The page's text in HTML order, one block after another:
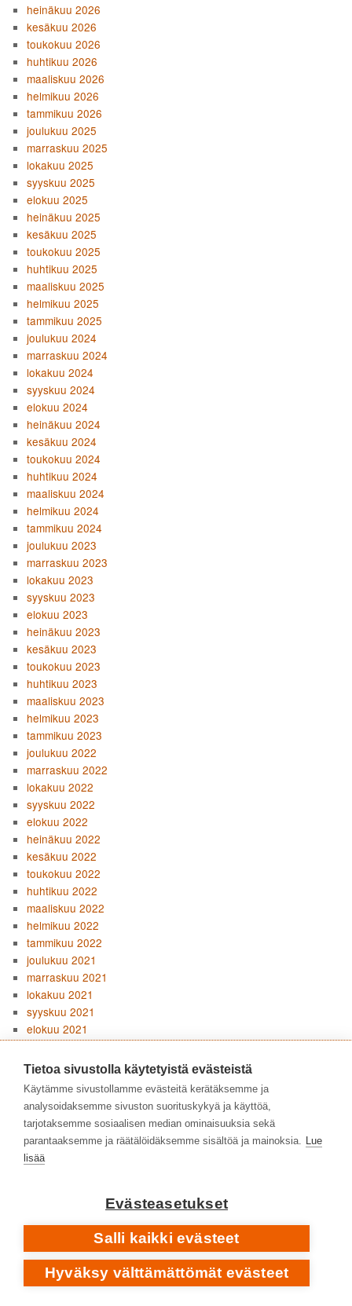
heinäkuu 2026
kesäkuu 2026
toukokuu 2026
huhtikuu 2026
maaliskuu 2026
helmikuu 2026
tammikuu 2026
joulukuu 2025
marraskuu 2025
lokakuu 2025
syyskuu 2025
elokuu 2025
heinäkuu 2025
kesäkuu 2025
toukokuu 2025
huhtikuu 2025
maaliskuu 2025
helmikuu 2025
tammikuu 2025
joulukuu 2024
marraskuu 2024
lokakuu 2024
syyskuu 2024
elokuu 2024
heinäkuu 2024
kesäkuu 2024
toukokuu 2024
huhtikuu 2024
maaliskuu 2024
helmikuu 2024
tammikuu 2024
joulukuu 2023
marraskuu 2023
lokakuu 2023
syyskuu 2023
elokuu 2023
heinäkuu 2023
kesäkuu 2023
toukokuu 2023
huhtikuu 2023
maaliskuu 2023
helmikuu 2023
tammikuu 2023
joulukuu 2022
marraskuu 2022
lokakuu 2022
syyskuu 2022
elokuu 2022
heinäkuu 2022
kesäkuu 2022
toukokuu 2022
huhtikuu 2022
maaliskuu 2022
helmikuu 2022
tammikuu 2022
joulukuu 2021
marraskuu 2021
lokakuu 2021
syyskuu 2021
elokuu 2021
kesäkuu 2021
toukokuu 2021
maaliskuu 2021
helmikuu 2021
tammikuu 2021
joulukuu 2020
marraskuu 2020
kesäkuu 2020
toukokuu 2020
huhtikuu 2020
maaliskuu 2020
Tietoa sivustolla käytetyistä evästeistä
Käytämme sivustollamme evästeitä kerätäksemme ja
analysoidaksemme sivuston suorituskykyä ja käyttöä,
tarjotaksemme sosiaalisen median ominaisuuksia sekä
parantaaksemme ja räätälöidäksemme sisältöä ja mainoksia. Lue
lisää
Evästeasetukset
Salli kaikki evästeet
Hyväksy välttämättömät evästeet